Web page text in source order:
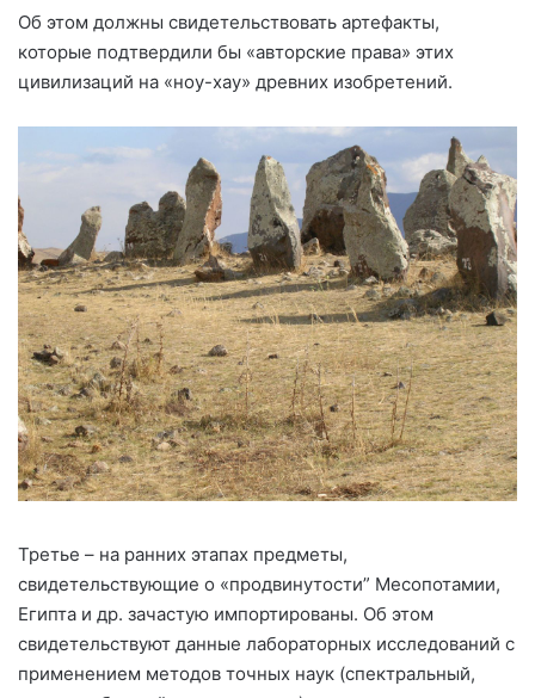
Об этом должны свидетельствовать артефакты,
которые подтвердили бы «авторские права» этих
цивилизаций на «ноу-хау» древних изобретений.
Третье – на ранних этапах предметы,
свидетельствующие о «продвинутости” Месопотамии,
Египта и др. зачастую импортированы. Об этом
свидетельствуют данные лабораторных исследований с
применением методов точных наук (спектральный,